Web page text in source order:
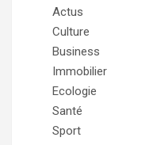
Actus
Culture
Business
Immobilier
Ecologie
Santé
Sport